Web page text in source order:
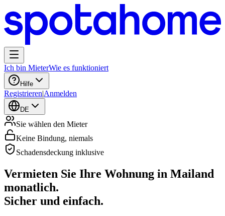
Ich bin MieterWie es funktioniert
Hilfe
Registrieren|Anmelden
DE
Sie wählen den Mieter
Keine Bindung, niemals
Schadensdeckung inklusive
Vermieten Sie Ihre Wohnung in Mailand
monatlich.
Sicher und einfach.